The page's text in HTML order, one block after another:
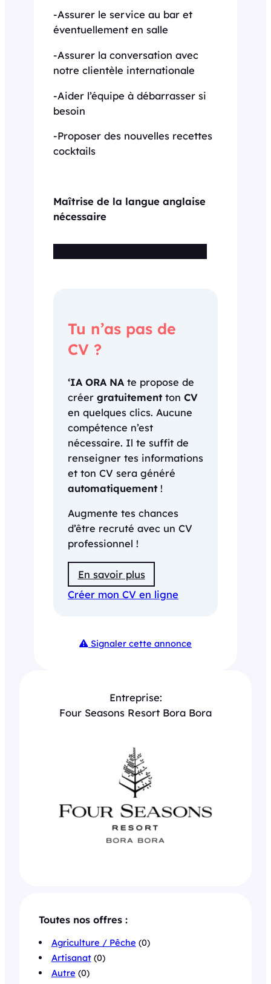
-Assurer le service au bar et
éventuellement en salle
-Assurer la conversation avec
notre clientèle internationale
-Aider l’équipe à débarrasser si
besoin
-Proposer des nouvelles recettes
cocktails
Maîtrise de la langue anglaise
nécessaire
Tu n’as pas de
CV ?
‘IA ORA NA te propose de
créer gratuitementton CV
en quelques clics. Aucune
compétence n’est
nécessaire. Il te suffit de
renseigner tes informations
et ton CV sera généré
automatiquement!
Augmente tes chances
d’être recruté avec un CV
professionnel !
En savoir plus
Créer mon CV en ligne
Signaler cette annonce
Entreprise:
Four Seasons Resort Bora Bora
Toutes nos offres :
Agriculture / Pêche (0)
Artisanat(0)
Autre (0)